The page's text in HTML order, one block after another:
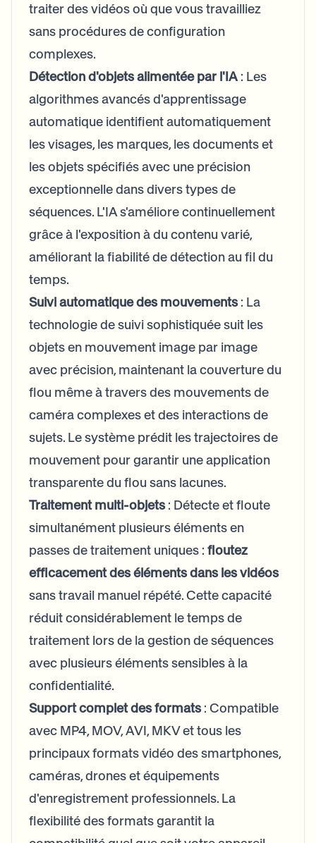
traiter des vidéos où que vous travailliez
sans procédures de configuration
complexes.
Détection d'objets alimentée par l'IA: Les
algorithmes avancés d'apprentissage
automatique identifient automatiquement
les visages, les marques, les documents et
les objets spécifiés avec une précision
exceptionnelle dans divers types de
séquences. L'IA s'améliore continuellement
grâce à l'exposition à du contenu varié,
améliorant la fiabilité de détection au fil du
temps.
Suivi automatique des mouvements: La
technologie de suivi sophistiquée suit les
objets en mouvement image par image
avec précision, maintenant la couverture du
flou même à travers des mouvements de
caméra complexes et des interactions de
sujets. Le système prédit les trajectoires de
mouvement pour garantir une application
transparente du flou sans lacunes.
Traitement multi-objets: Détecte et floute
simultanément plusieurs éléments en
passes de traitement uniques : floutez
efficacement des éléments dans les vidéos
sans travail manuel répété. Cette capacité
réduit considérablement le temps de
traitement lors de la gestion de séquences
avec plusieurs éléments sensibles à la
confidentialité.
Support complet des formats: Compatible
avec MP4, MOV, AVI, MKV et tous les
principaux formats vidéo des smartphones,
caméras, drones et équipements
d'enregistrement professionnels. La
flexibilité des formats garantit la